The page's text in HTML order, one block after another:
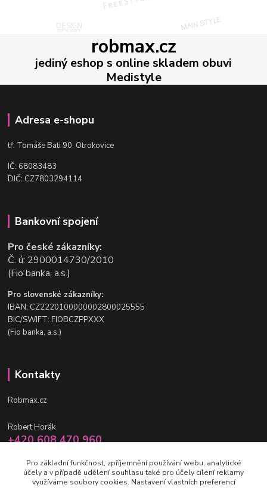
robmax.cz
jediný eshop s online skladem obuvi
Medistyle
Adresa e-shopu
tř. Tomáše Bati 90, Otrokovice
IČ: 68083483
DIČ: CZ7803294114
Bankovní spojení
Pro české zákazníky:
Č. ú: 2900014730/2010
(Fio banka, a.s.)
Pro slovenské zákazníky:
IBAN: CZ2220100000002800025555
BIC/SWIFT: FIOBCZPPXXX
(Fio banka, a.s.)
Kontakty
Robmax.cz
Robert Horák
+420 608 470 960
info@robmax.cz
Pro základní funkčnost, zpříjemnění používání webu, analytické
účely a v případě udělení souhlasu také pro účely cílení reklamy
využíváme soubory cookies. Nastavení vlastních preferencí